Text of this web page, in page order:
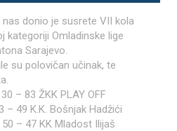
donio je susrete VII kola
kategoriji Omladinske lige
Sarajevo.
su polovičan učinak, te
– 83 ŽKK PLAY OFF
– 49 K.K. Bošnjak Hadžići
– 47 KK Mladost Ilijaš